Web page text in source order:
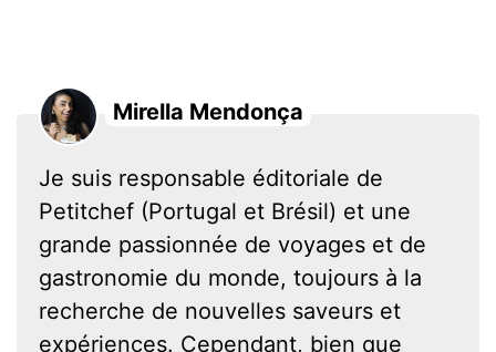
Mirella Mendonça
Je suis responsable éditoriale de
Petitchef (Portugal et Brésil) et une
grande passionnée de voyages et de
gastronomie du monde, toujours à la
recherche de nouvelles saveurs et
expériences. Cependant, bien que